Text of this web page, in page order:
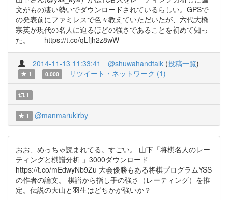
文がもの凄い勢いでダウンロードされているらしい。GPSで
の発表前にファミレスで色々教えていただいたが、六代大橋
宗英が現代の名人に迫るほどの強さであることを初めて知っ
た。 https://t.co/qLfjh2z8wW
2014-11-13 11:33:41 @shuwahandtalk (投稿一覧)
1 0.000 リツイート・ネットワーク (1)
1
1 @manmarukirby
おお、めっちゃ読まれてる。すごい。 山下「将棋名人のレー
ティングと棋譜分析 」3000ダウンロード
https://t.co/mEdwyNb9Zu 大会優勝もある将棋プログラムYSS
の作者の論文。 棋譜から指し手の強さ（レーティング）を推
定。伝説の大山と羽生はどちかが強いか？